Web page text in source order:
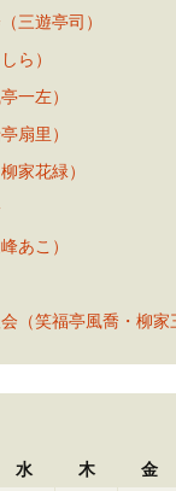
三遊亭司）
ら）
一左）
扇里）
家花緑）
あこ）
（笑福亭風喬・柳家
水 木 金